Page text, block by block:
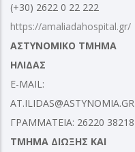
(+30) 2622 0 22 222
https://amaliadahospital.gr/
ΑΣΤΥΝΟΜΙΚΟ ΤΜΗΜΑ
ΗΛΙΔΑΣ
E-MAIL:
AT.ILIDAS@ASTYNOMIA.GR
ΓΡΑΜΜΑΤΕΙΑ: 26220 38218
ΤΜΗΜΑ ΔΙΩΞΗΣ ΚΑΙ